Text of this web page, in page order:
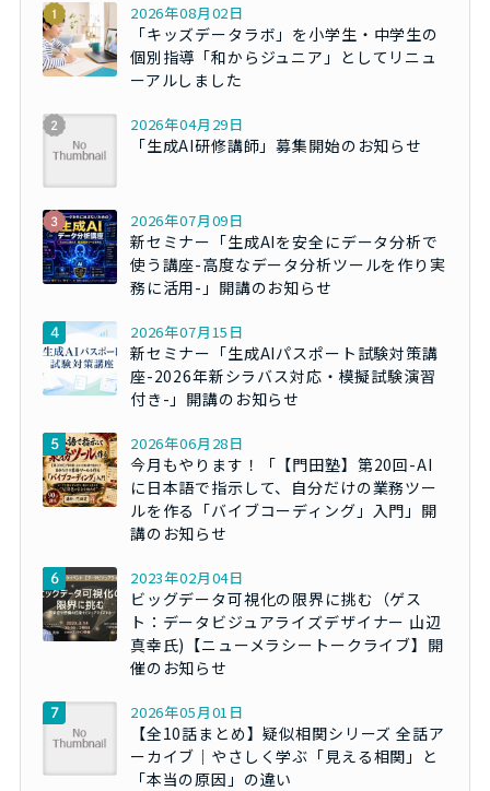
2026年08月02日
「キッズデータラボ」を小学生・中学生の
個別指導「和からジュニア」としてリニュ
ーアルしました
2026年04月29日
「生成AI研修講師」募集開始のお知らせ
2026年07月09日
新セミナー「生成AIを安全にデータ分析で
使う講座-高度なデータ分析ツールを作り実
務に活用-」開講のお知らせ
2026年07月15日
新セミナー「生成AIパスポート試験対策講
座-2026年新シラバス対応・模擬試験演習
付き-」開講のお知らせ
2026年06月28日
今月もやります！「【門田塾】第20回-AI
に日本語で指示して、自分だけの業務ツー
ルを作る「バイブコーディング」入門」開
講のお知らせ
2023年02月04日
ビッグデータ可視化の限界に挑む（ゲス
ト：データビジュアライズデザイナー 山辺
真幸氏)【ニューメラシートークライブ】開
催のお知らせ
2026年05月01日
【全10話まとめ】疑似相関シリーズ 全話ア
ーカイブ｜やさしく学ぶ「見える相関」と
「本当の原因」の違い